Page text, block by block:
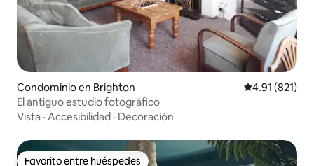
Condominio en Brighton Calificación
4.91 (821)
El antiguo estudio fotográfico
Vista · Accesibilidad · Decoración
Favorito entre huéspedes